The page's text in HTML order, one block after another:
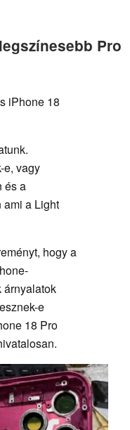
Pro
iPhone 18
e, vagy
és a
ami a Light
hogy a
árnyalatok
e
18 Pro